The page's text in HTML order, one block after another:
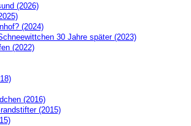
(2026)
(2024)
30 Jahre später (2023)
(2022)
(2016)
(2015)